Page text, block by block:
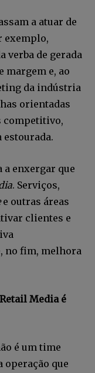
a atuar de
exemplo,
verba de gerada
margem e, ao
da indústria
orientadas
competitivo,
estourada.
a enxergar que
. Serviços,
e outras áreas
clientes e
no fim, melhora
Media é
é um time
operação que